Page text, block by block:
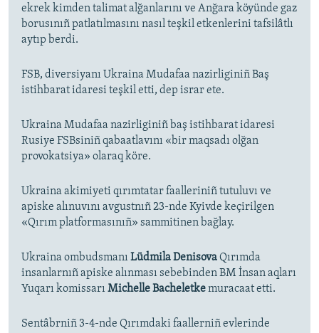
ekrek kimden talimat alğanlarını ve Anğara köyünde gaz
borusınıñ patlatılmasını nasıl teşkil etkenlerini tafsilâtlı
aytıp berdi.
FSB, diversiyanı Ukraina Mudafaa nazirliginiñ Baş
istihbarat idaresi teşkil etti, dep israr ete.
Ukraina Mudafaa nazirliginiñ baş istihbarat idaresi
Rusiye FSBsiniñ qabaatlavını «bir maqsadı olğan
provokatsiya» olaraq köre.
Ukraina akimiyeti qırımtatar faalleriniñ tutuluvı ve
apiske alınuvını avgustnıñ 23-nde Kyivde keçirilgen
«Qırım platformasınıñ» sammitinen bağlay.
Ukraina ombudsmanı Lüdmila DenisovaQırımda
insanlarnıñ apiske alınması sebebinden BM İnsan aqları
Yuqarı komissarı Michelle Bacheletkemuracaat etti.
Sentâbrniñ 3-4-nde Qırımdaki faallerniñ evlerinde